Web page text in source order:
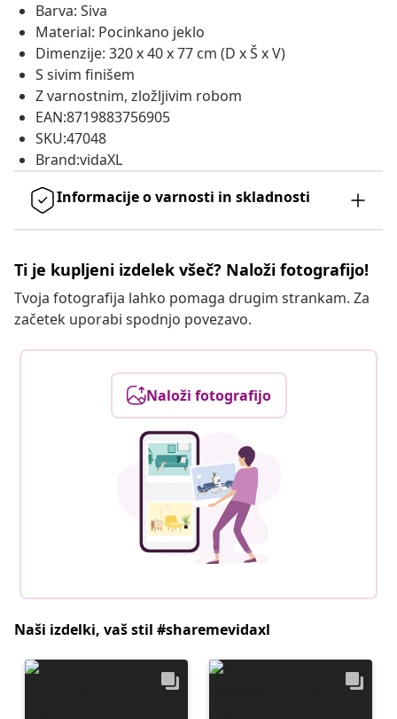
Barva: Siva
Material: Pocinkano jeklo
Dimenzije: 320 x 40 x 77 cm (D x Š x V)
S sivim finišem
Z varnostnim, zložljivim robom
EAN:8719883756905
SKU:47048
Brand:vidaXL
Informacije o varnosti in skladnosti
Ti je kupljeni izdelek všeč? Naloži fotografijo!
Tvoja fotografija lahko pomaga drugim strankam. Za
začetek uporabi spodnjo povezavo.
Naloži fotografijo
Naši izdelki, vaš stil #sharemevidaxl